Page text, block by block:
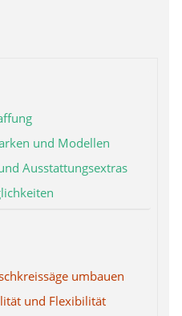
und Modellen
Ausstattungsextras
umbauen
und Flexibilität